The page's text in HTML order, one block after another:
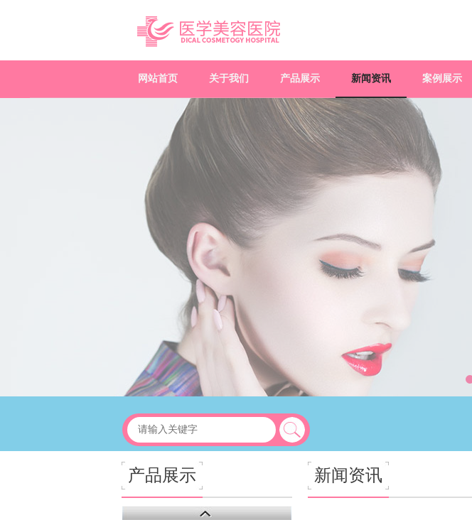
网站首页 关于我们 产品展示 新闻资讯 案例展示
产品展示 新闻资讯